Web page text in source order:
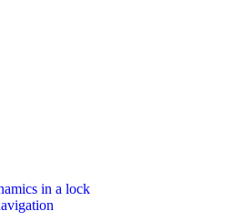
in a lock